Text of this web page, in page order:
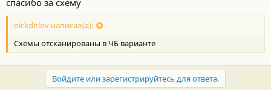
nickditlov написал(а):
Схемы отсканированы в ЧБ варианте
Войдите или зарегистрируйтесь для ответа.